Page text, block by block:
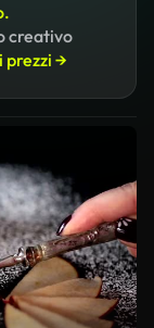
creativo
prezzi →